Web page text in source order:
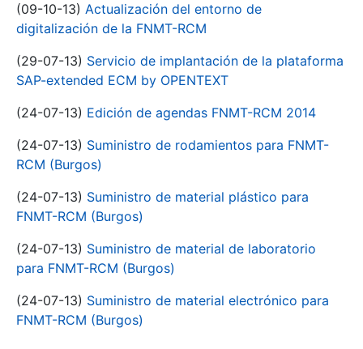
(09-10-13) Actualización del entorno de
digitalización de la FNMT-RCM
(29-07-13) Servicio de implantación de la plataforma
SAP-extended ECM by OPENTEXT
(24-07-13) Edición de agendas FNMT-RCM 2014
(24-07-13) Suministro de rodamientos para FNMT-
RCM (Burgos)
(24-07-13) Suministro de material plástico para
FNMT-RCM (Burgos)
(24-07-13) Suministro de material de laboratorio
para FNMT-RCM (Burgos)
(24-07-13) Suministro de material electrónico para
FNMT-RCM (Burgos)